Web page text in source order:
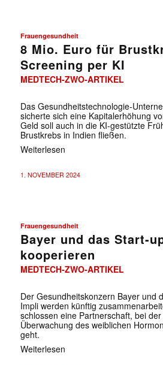
Frauengesundheit
8 Mio. Euro für
Screening per KI
MEDTECH-ZWO-ARTIKEL
Das Gesundheitstechnologie-
sicherte sich eine Kapitalerhöhung
Geld soll auch in die KI-gestützte
Brustkrebs in Indien fließen.
Weiterlesen
1. NOVEMBER 2024
Frauengesundheit
Bayer und das Start-
kooperieren
MEDTECH-ZWO-ARTIKEL
Der Gesundheitskonzern Bayer und
Impli werden künftig
schlossen eine Partnerschaft, bei
Überwachung des weiblichen
geht.
Weiterlesen